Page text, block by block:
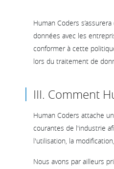
Human Coders
données avec les
conformer à cette
lors du traitement de
III. Comment
Human Coders attache
courantes de l'industrie
l'utilisation, la
Nous avons par ailleurs